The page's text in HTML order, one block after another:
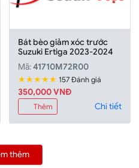
Bát bèo giảm xóc trước
Suzuki Ertiga 2023-2024
Mã:41710M72R00
★★★★★ 157 Đánh giá
350,000 VNĐ
Thêm Chi tiết
thêm